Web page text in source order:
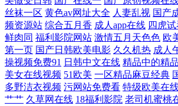
91精品国产白浆 另类专区综合欧美 91国产夜色猫
色废料在线观看 久久福利社 91超碰青青草在线 狠
视频网站在线看 欧美剧在线观看网站 91视频国产
丝袜一区 黄色av网址大全 人妻乱视 国产
频资源站 综合五月香 成人app在线 四虎
鲜肉同 福利影院网站 激情五月天色色 欧
第一页 国产日韩欧美电影 久久机热 成人
操视频免费91 日韩中文在线 精品中的精品
美女在线视频 51欧美 一区精品麻豆经典
多野洁衣视频 污网站免费看 特级欧美在
艹艹 久草网在线 18福利影院 老司机蜜桃